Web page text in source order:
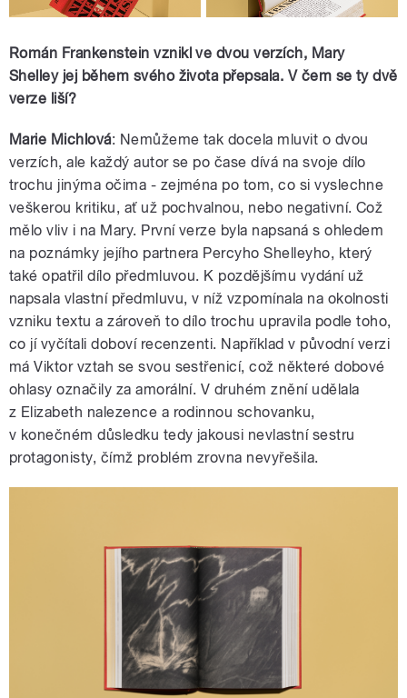
Román Frankenstein vznikl ve dvou verzích, Mary
Shelley jej během svého života přepsala. V čem se ty dvě
verze liší?
Marie Michlová: Nemůžeme tak docela mluvit o dvou
verzích, ale každý autor se po čase dívá na svoje dílo
trochu jinýma očima ‒ zejména po tom, co si vyslechne
veškerou kritiku, ať už pochvalnou, nebo negativní. Což
mělo vliv i na Mary. První verze byla napsaná s ohledem
na poznámky jejího partnera Percyho Shelleyho, který
také opatřil dílo předmluvou. K pozdějšímu vydání už
napsala vlastní předmluvu, v níž vzpomínala na okolnosti
vzniku textu a zároveň to dílo trochu upravila podle toho,
co jí vyčítali doboví recenzenti. Například v původní verzi
má Viktor vztah se svou sestřenicí, což některé dobové
ohlasy označily za amorální. V druhém znění udělala
z Elizabeth nalezence a rodinnou schovanku,
v konečném důsledku tedy jakousi nevlastní sestru
protagonisty, čímž problém zrovna nevyřešila.